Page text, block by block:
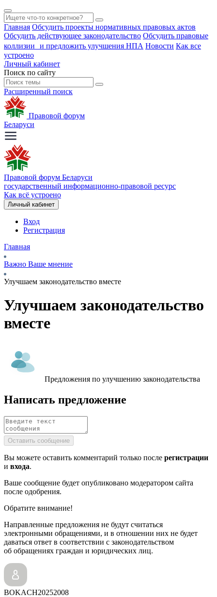
Главная Обсудить проекты нормативных правовых актов
Обсудить действующее законодательство Обсудить правовые
коллизии и предложить улучшения НПА Новости Как все
устроено
Личный кабинет
Поиск по сайту
Расширенный поиск
Правовой форум
Беларуси
Правовой форум Беларуси
государственный информационно-правовой ресурс
Как всё устроено
Личный кабинет
Вход
Регистрация
Главная
Важно Ваше мнение
Улучшаем законодательство вместе
Улучшаем законодательство
вместе
Предложения по улучшению законодательства
Написать предложение
Оставить сообщение
Вы можете оставить комментарий только после регистрации
и входа.
Ваше сообщение будет опубликовано модератором сайта
после одобрения.
Обратите внимание!
Направленные предложения не будут считаться
электронными обращениями, и в отношении них не будет
даваться ответ в соответствии с законодательством
об обращениях граждан и юридических лиц.
BOKACH20252008